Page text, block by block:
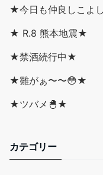
★今日も仲良しこよ
★ R.8 熊本地震★
★禁酒続行中★
★雛がぁ〜〜😳★
★ツバメ🐣★
カテゴリー